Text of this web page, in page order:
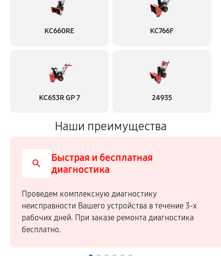
KC660RE KC766F
KC653R GP 7 24935
Наши преимущества
Быстрая и бесплатная
диагностика
Проведем комплексную диагностику
неисправности Вашего устройства в течение 3-х
рабочих дней. При заказе ремонта диагностика
бесплатно.